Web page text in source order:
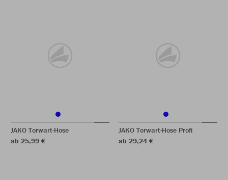
JAKO Torwart-Hose
ab 25,99 €
JAKO Torwart-Hose Profi
ab 29,24 €